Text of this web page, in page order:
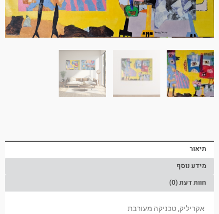
תיאור
מידע נוסף
חוות דעת (0)
אקריליק, טכניקה מעורבת